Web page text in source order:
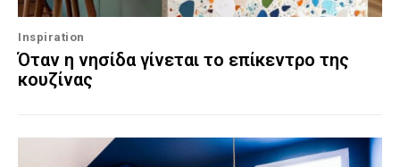
Inspiration
Όταν η νησίδα γίνεται το επίκεντρο της
κουζίνας